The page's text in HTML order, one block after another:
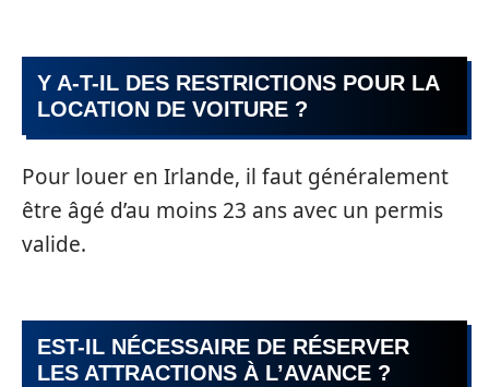
Y A-T-IL DES RESTRICTIONS POUR LA
LOCATION DE VOITURE ?
Pour louer en Irlande, il faut généralement
être âgé d’au moins 23 ans avec un permis
valide.
EST-IL NÉCESSAIRE DE RÉSERVER
LES ATTRACTIONS À L’AVANCE ?